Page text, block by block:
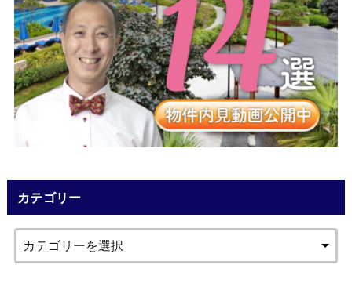
カテゴリー